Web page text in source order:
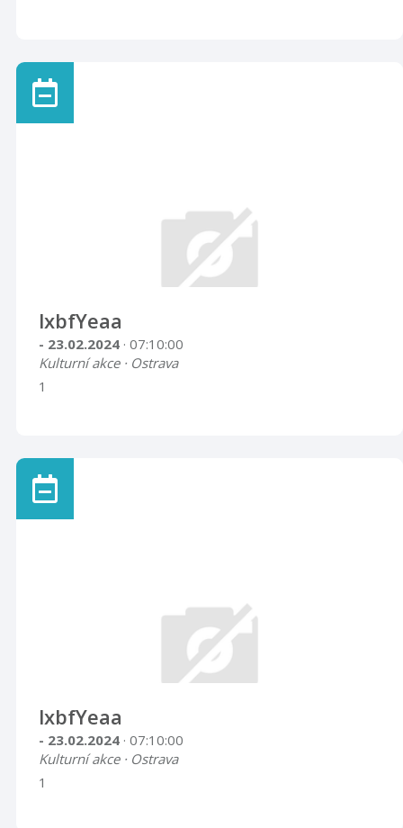
lxbfYeaa
- 23.02.2024 · 07:10:00
Kulturní akce · Ostrava
1
lxbfYeaa
- 23.02.2024 · 07:10:00
Kulturní akce · Ostrava
1